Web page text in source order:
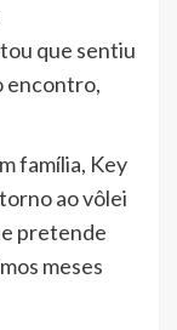
que sentiu
encontro,
família, Key
ao vôlei
pretende
meses